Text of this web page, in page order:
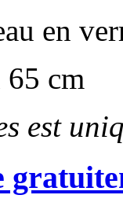
en
cm
est